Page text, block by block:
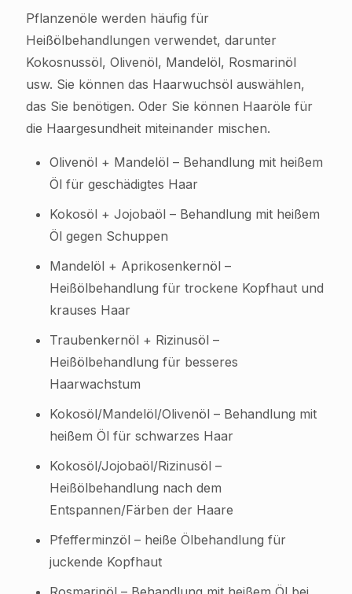
Pflanzenöle werden häufig für
Heißölbehandlungen verwendet, darunter
Kokosnussöl, Olivenöl, Mandelöl, Rosmarinöl
usw. Sie können das Haarwuchsöl auswählen,
das Sie benötigen. Oder Sie können Haaröle für
die Haargesundheit miteinander mischen.
Olivenöl + Mandelöl – Behandlung mit heißem
Öl für geschädigtes Haar
Kokosöl + Jojobaöl – Behandlung mit heißem
Öl gegen Schuppen
Mandelöl + Aprikosenkernöl –
Heißölbehandlung für trockene Kopfhaut und
krauses Haar
Traubenkernöl + Rizinusöl –
Heißölbehandlung für besseres
Haarwachstum
Kokosöl/Mandelöl/Olivenöl – Behandlung mit
heißem Öl für schwarzes Haar
Kokosöl/Jojobaöl/Rizinusöl –
Heißölbehandlung nach dem
Entspannen/Färben der Haare
Pfefferminzöl – heiße Ölbehandlung für
juckende Kopfhaut